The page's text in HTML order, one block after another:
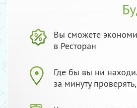
Вы сможете
в Ресторан
Где бы вы ни
за минуту